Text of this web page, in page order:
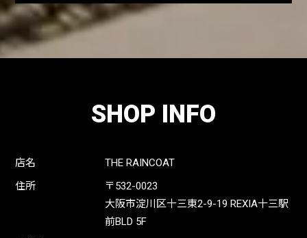
SHOP INFO
店名
THE RAINCOAT
住所
〒532-0023
大阪市淀川区十三東2-9-19 REXIA十三駅
前BLD 5F